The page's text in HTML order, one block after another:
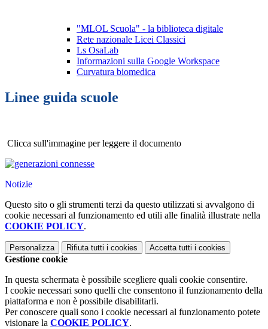
"MLOL Scuola" - la biblioteca digitale
Rete nazionale Licei Classici
Ls OsaLab
Informazioni sulla Google Workspace
Curvatura biomedica
Linee guida scuole
Clicca sull'immagine per leggere il documento
Notizie
Questo sito o gli strumenti terzi da questo utilizzati si avvalgono di
cookie necessari al funzionamento ed utili alle finalità illustrate nella
COOKIE POLICY.
Personalizza Rifiuta tutti i cookies Accetta tutti i cookies
Gestione cookie
In questa schermata è possibile scegliere quali cookie consentire.
I cookie necessari sono quelli che consentono il funzionamento della
piattaforma e non è possibile disabilitarli.
Per conoscere quali sono i cookie necessari al funzionamento potete
visionare la COOKIE POLICY.